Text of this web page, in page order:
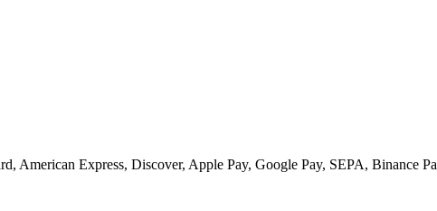
American Express, Discover, Apple Pay, Google Pay, SEPA,